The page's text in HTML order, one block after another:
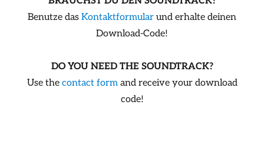
Benutze das Kontaktformular und erhalte deinen
Download-Code!
DO YOU NEED THE SOUNDTRACK?
Use the contact formand receive your download
code!